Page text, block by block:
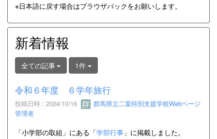
※日本語に戻す場合はブラウザバックをお願いします。
新着情報
全ての記事 1件
令和６年度 ６学年旅行
投稿日時 : 2024/10/16
群馬県立二葉特別支援学校Webページ
管理者
「小学部の取組」にある「学部行事 」に掲載しました。